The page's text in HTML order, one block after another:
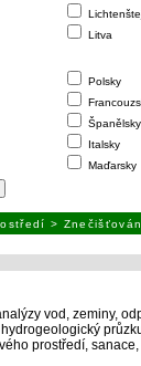
Litva
Polsky
Španělsky
Italsky
Maďarsky
>
vod, zeminy,
prostředí,